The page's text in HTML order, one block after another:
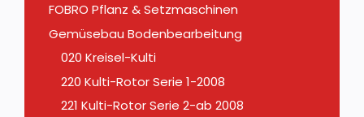
FOBRO Pflanz & Setzmaschinen
Gemüsebau Bodenbearbeitung
020 Kreisel-Kulti
220 Kulti-Rotor Serie 1-2008
221 Kulti-Rotor Serie 2-ab 2008